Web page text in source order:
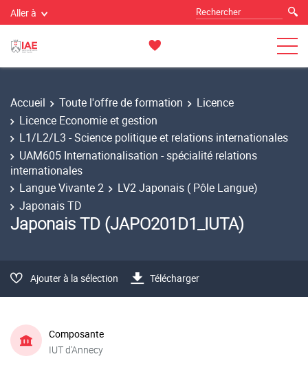
Aller à
Accueil Toute l'offre de formation
Licence
Licence Economie et gestion
L1/L2/L3 - Science politique et relations internationales
UAM605 Internationalisation - spécialité relations
internationales
Langue Vivante 2
LV2 Japonais ( Pôle Langue)
Japonais TD
Japonais TD (JAPO201D1_IUTA)
Ajouter à la sélection Télécharger
Composante
IUT d'Annecy